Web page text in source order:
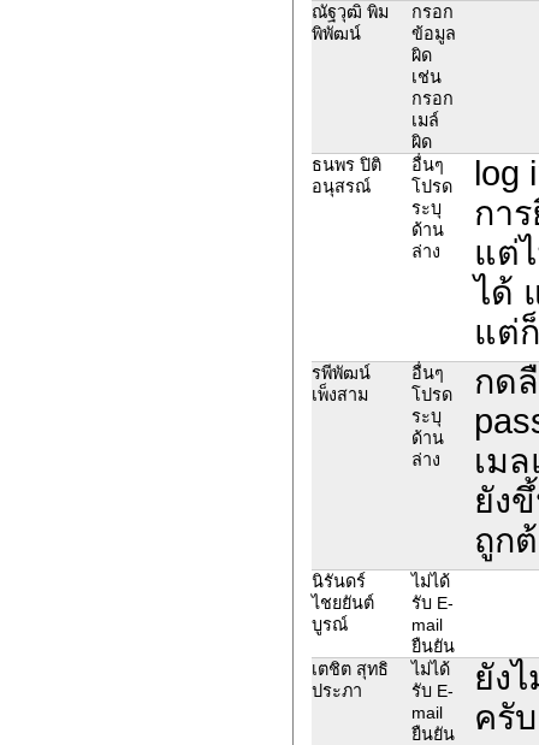
ณัฐวุฒิ พิม
พิพัฒน์
กรอก
ข้อมูล
ผิด
เช่น
กรอก
เมล์
ผิด
ธนพร ปิติ
อนุสรณ์
อื่นๆ
โปรด
ระบุ
ด้าน
ล่าง
log
กา
แต่
ได้
แต่
รพีพัฒน์
เพ็งสาม
อื่นๆ
โปรด
ระบุ
ด้าน
ล่าง
กด
เม
ยัง
ถูก
นิรันดร์
ไชยยันต์
บูรณ์
ไม่ได้
รับ E-
mail
ยืนยัน
เตชิต สุทธิ
ประภา
ไม่ได้
รับ E-
mail
ยืนยัน
ยัง
ครับ